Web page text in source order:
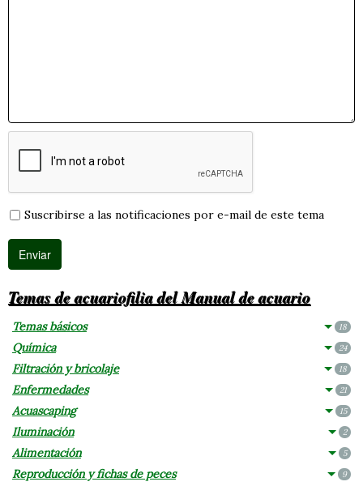
Suscribirse a las notificaciones por e-mail de este tema
Temas de acuariofilia del Manual de acuario
Temas básicos 18
Química 24
Filtración y bricolaje 18
Enfermedades 21
Acuascaping 15
Iluminación 2
Alimentación 5
Reproducción y fichas de peces 9